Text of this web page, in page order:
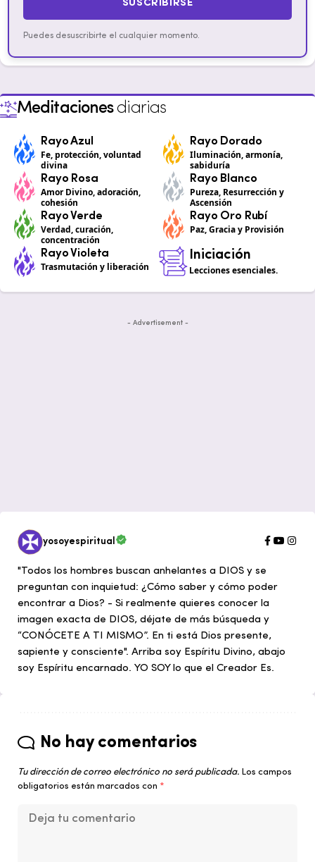
SUSCRIBIRSE
Puedes desuscribirte el cualquier momento.
Meditacionesdiarias
Rayo Azul
Fe, protección, voluntad
divina
Rayo Dorado
Iluminación, armonía,
sabiduría
Rayo Rosa
Amor Divino, adoración,
cohesión
Rayo Blanco
Pureza, Resurrección y
Ascensión
Rayo Verde
Verdad, curación,
concentración
Rayo Oro Rubí
Paz, Gracia y Provisión
Rayo Violeta
Trasmutación y liberación
Iniciación
Lecciones esenciales.
- Advertisement -
yosoyespiritual
"Todos los hombres buscan anhelantes a DIOS y se
preguntan con inquietud: ¿Cómo saber y cómo poder
encontrar a Dios? - Si realmente quieres conocer la
imagen exacta de DIOS, déjate de más búsqueda y
“CONÓCETE A TI MISMO”. En ti está Dios presente,
sapiente y consciente". Arriba soy Espíritu Divino, abajo
soy Espíritu encarnado. YO SOY lo que el Creador Es.
No hay comentarios
Tu dirección de correo electrónico no será publicada. Los campos
obligatorios están marcados con *